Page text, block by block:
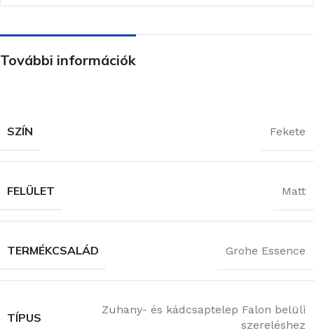
További információk
SZÍN Fekete
FELÜLET Matt
TERMÉKCSALÁD Grohe Essence
TÍPUS
Zuhany- és kádcsaptelep Falon belüli
szereléshez